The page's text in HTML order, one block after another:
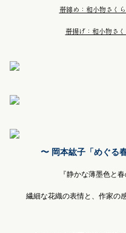
帯締め：和小物さく
帯揚げ：和小物さ
〜 岡本紘子「めぐる
『静かな薄墨色と
繊細な花織の表情と、作家の